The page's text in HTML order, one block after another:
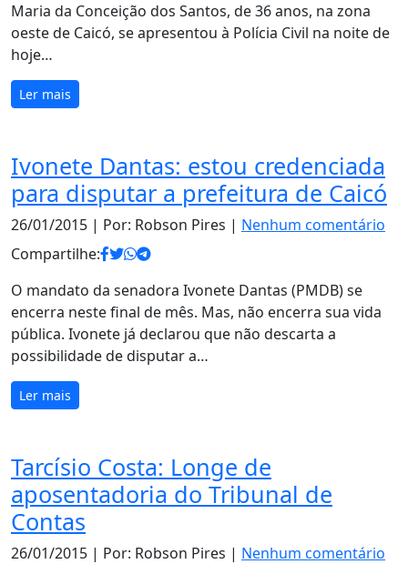
Maria da Conceição dos Santos, de 36 anos, na zona
oeste de Caicó, se apresentou à Polícia Civil na noite de
hoje…
Ler mais
Ivonete Dantas: estou credenciada
para disputar a prefeitura de Caicó
26/01/2015 | Por: Robson Pires | Nenhum comentário
Compartilhe:
O mandato da senadora Ivonete Dantas (PMDB) se
encerra neste final de mês. Mas, não encerra sua vida
pública. Ivonete já declarou que não descarta a
possibilidade de disputar a…
Ler mais
Tarcísio Costa: Longe de
aposentadoria do Tribunal de
Contas
26/01/2015 | Por: Robson Pires | Nenhum comentário